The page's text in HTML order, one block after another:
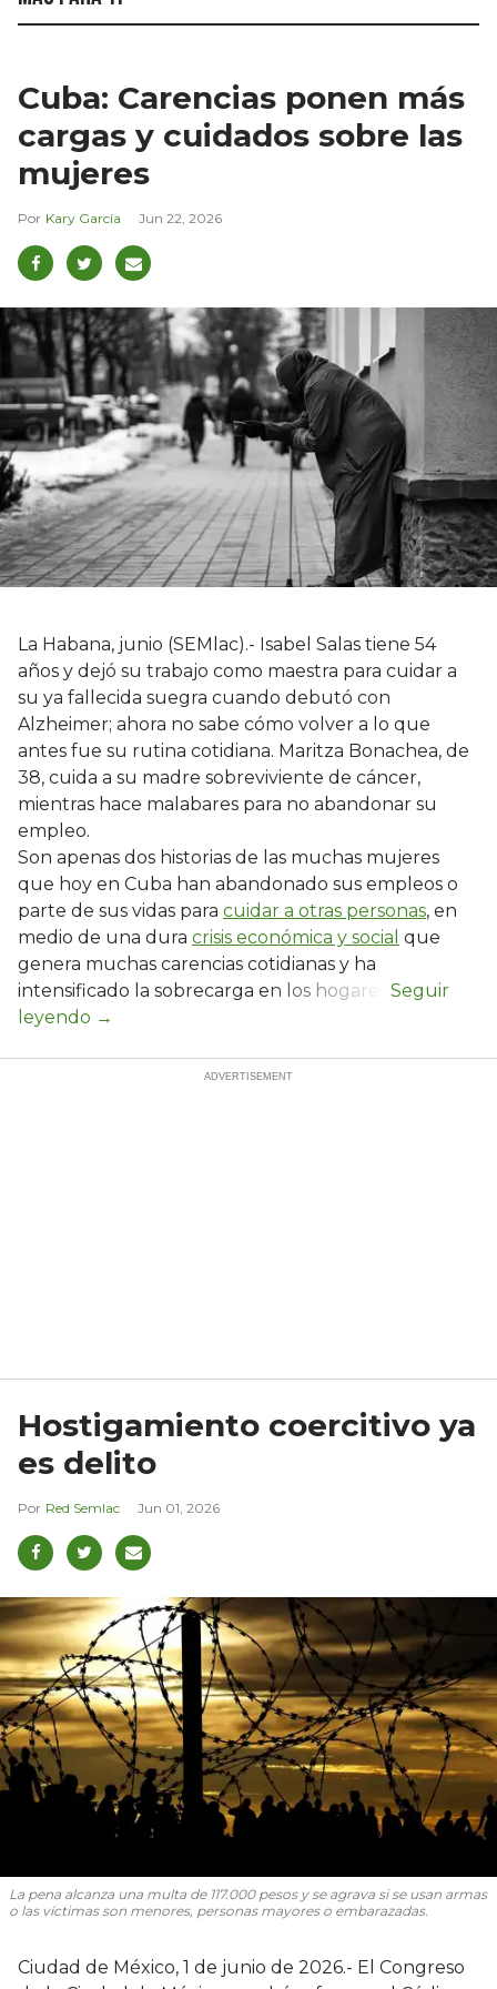
Cuba: Carencias ponen más
cargas y cuidados sobre las
mujeres
Kary García Jun 22, 2026
La Habana, junio (SEMlac).- Isabel Salas tiene 54
años y dejó su trabajo como maestra para cuidar a
su ya fallecida suegra cuando debutó con
Alzheimer; ahora no sabe cómo volver a lo que
antes fue su rutina cotidiana. Maritza Bonachea, de
38, cuida a su madre sobreviviente de cáncer,
mientras hace malabares para no abandonar su
empleo.
Son apenas dos historias de las muchas mujeres
que hoy en Cuba han abandonado sus empleos o
parte de sus vidas para cuidar a otras personas, en
medio de una dura crisis económica y social que
genera muchas carencias cotidianas y ha
intensificado la sobrecarga en los hogares.
Hostigamiento coercitivo ya
es delito
Red Semlac Jun 01, 2026
La pena alcanza una multa de 117.000 pesos y se agrava si se usan armas
o las víctimas son menores, personas mayores o embarazadas.
Ciudad de México, 1 de junio de 2026.- El Congreso